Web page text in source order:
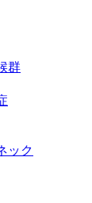
群
ック